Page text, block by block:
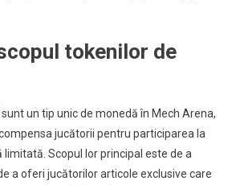
tokenilor de
un tip unic de monedă în Mech Arena,
jucătorii pentru participarea la
Scopul lor principal este de a
a oferi jucătorilor articole exclusive care